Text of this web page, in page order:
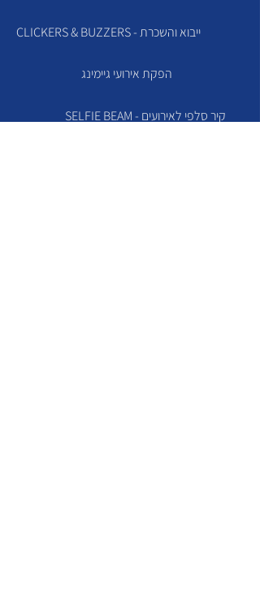
CLICKERS & BUZZERS - ייבוא והשכרת
הפקת אירועי גיימינג
SELFIE BEAM - קיר סלפי לאירועים